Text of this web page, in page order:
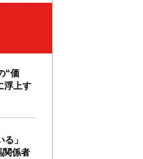
“価
浮上す
」
係者